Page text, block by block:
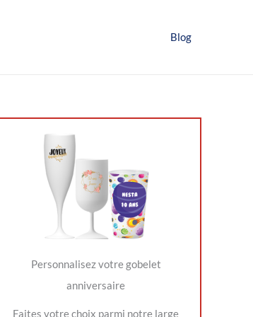
Blog
Personnalisez votre gobelet
anniversaire
Faites votre choix parmi notre large